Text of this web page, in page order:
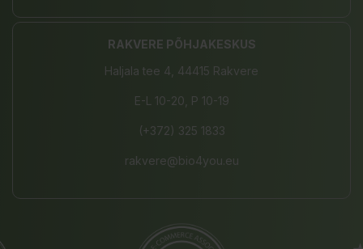
RAKVERE PÕHJAKESKUS
Haljala tee 4, 44415 Rakvere
E-L 10-20, P 10-19
(+372) 325 1833
rakvere@bio4you.eu